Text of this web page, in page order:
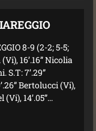
8-9 (2-2; 5-5;
16’.16” Nicolia
S.T: 7’.29”
Bertolucci (Vi),
14’.05”...